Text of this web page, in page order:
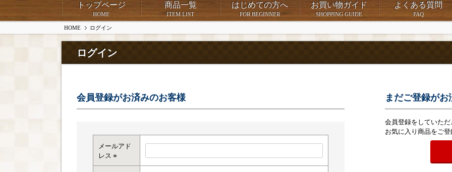
トップページ
HOME
商品一覧
ITEM LIST
はじめての方へ
FOR BEGINNER
お買い物ガイド
SHOPPING GUIDE
よくある質問
FAQ
HOME ログイン
ログイン
会員登録がお済みのお客様
メールアド
レス
(
まだご登録が
会員登録をしていた
お気に入り商品をご